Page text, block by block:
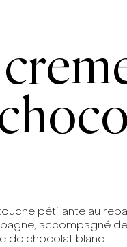
pétillante au
accompagné
de chocolat blanc.